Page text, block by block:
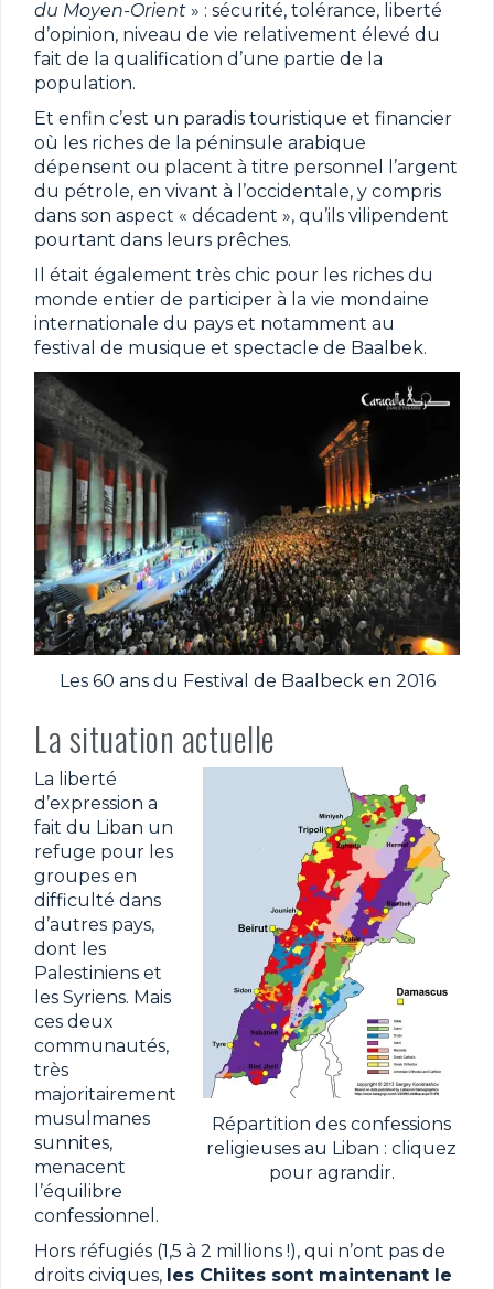
du Moyen-Orient » : sécurité, tolérance, liberté
d’opinion, niveau de vie relativement élevé du
fait de la qualification d’une partie de la
population.
Et enfin c’est un paradis touristique et financier
où les riches de la péninsule arabique
dépensent ou placent à titre personnel l’argent
du pétrole, en vivant à l’occidentale, y compris
dans son aspect « décadent », qu’ils vilipendent
pourtant dans leurs prêches.
Il était également très chic pour les riches du
monde entier de participer à la vie mondaine
internationale du pays et notamment au
festival de musique et spectacle de Baalbek.
Les 60 ans du Festival de Baalbeck en 2016
La situation actuelle
Répartition des confessions
religieuses au Liban : cliquez
pour agrandir.
La liberté
d’expression a
fait du Liban un
refuge pour les
groupes en
difficulté dans
d’autres pays,
dont les
Palestiniens et
les Syriens. Mais
ces deux
communautés,
très
majoritairement
musulmanes
sunnites,
menacent
l’équilibre
confessionnel.
Hors réfugiés (1,5 à 2 millions !), qui n’ont pas de
droits civiques, les Chiites sont maintenant le